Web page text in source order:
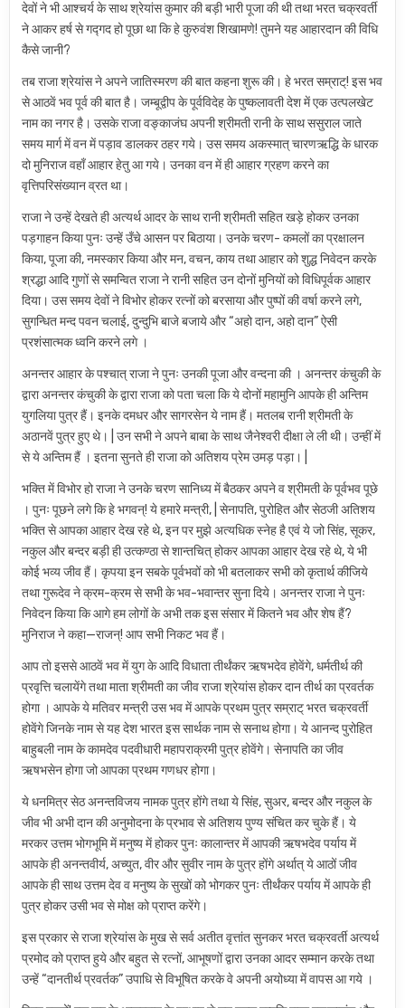
देवों ने भी आश्चर्य के साथ श्रेयांस कुमार की बड़ी भारी पूजा की थी तथा भरत चक्रवर्ती
ने आकर हर्ष से गद्गद हो पूछा था कि हे कुरुवंश शिखामणे! तुमने यह आहारदान की विधि
कैसे जानी?
तब राजा श्रेयांस ने अपने जातिस्मरण की बात कहना शुरू की। हे भरत सम्राट्! इस भव
से आठवें भव पूर्व की बात है। जम्बूद्वीप के पूर्वविदेह के पुष्कलावती देश में एक उत्पलखेट
नाम का नगर है। उसके राजा वङ्काजंघ अपनी श्रीमती रानी के साथ ससुराल जाते
समय मार्ग में वन में पड़ाव डालकर ठहर गये। उस समय अकस्मात् चारणऋद्धि के धारक
दो मुनिराज वहाँ आहार हेतु आ गये। उनका वन में ही आहार ग्रहण करने का
वृत्तिपरिसंख्यान व्रत था।
राजा ने उन्हें देखते ही अत्यर्थ आदर के साथ रानी श्रीमती सहित खड़े होकर उनका
पड़गाहन किया पुनः उन्हें उँचे आसन पर बिठाया। उनके चरण- कमलों का प्रक्षालन
किया, पूजा की, नमस्कार किया और मन, वचन, काय तथा आहार को शुद्ध निवेदन करके
श्रद्धा आदि गुणों से समन्वित राजा ने रानी सहित उन दोनों मुनियों को विधिपूर्वक आहार
दिया। उस समय देवों ने विभोर होकर रत्नों को बरसाया और पुष्पों की वर्षा करने लगे,
सुगन्धित मन्द पवन चलाई, दुन्दुभि बाजे बजाये और “अहो दान, अहो दान” ऐसी
प्रशंसात्मक ध्वनि करने लगे ।
अनन्तर आहार के पश्चात् राजा ने पुनः उनकी पूजा और वन्दना की । अनन्तर कंचुकी के
द्वारा अनन्तर कंचुकी के द्वारा राजा को पता चला कि ये दोनों महामुनि आपके ही अन्तिम
युगलिया पुत्र हैं। इनके दमधर और सागरसेन ये नाम हैं। मतलब रानी श्रीमती के
अठानवें पुत्र हुए थे। | उन सभी ने अपने बाबा के साथ जैनेश्वरी दीक्षा ले ली थी। उन्हीं में
से ये अन्तिम हैं । इतना सुनते ही राजा को अतिशय प्रेम उमड़ पड़ा। |
भक्ति में विभोर हो राजा ने उनके चरण सानिध्य में बैठकर अपने व श्रीमती के पूर्वभव पूछे
। पुनः पूछने लगे कि हे भगवन्! ये हमारे मन्त्री, | सेनापति, पुरोहित और सेठजी अतिशय
भक्ति से आपका आहार देख रहे थे, इन पर मुझे अत्यधिक स्नेह है एवं ये जो सिंह, सूकर,
नकुल और बन्दर बड़ी ही उत्कण्ठा से शान्तचित् होकर आपका आहार देख रहे थे, ये भी
कोई भव्य जीव हैं। कृपया इन सबके पूर्वभवों को भी बतलाकर सभी को कृतार्थ कीजिये
तथा गुरूदेव ने क्रम-क्रम से सभी के भव-भवान्तर सुना दिये। अनन्तर राजा ने पुनः
निवेदन किया कि आगे हम लोगों के अभी तक इस संसार में कितने भव और शेष हैं?
मुनिराज ने कहा—राजन्! आप सभी निकट भव हैं।
आप तो इससे आठवें भव में युग के आदि विधाता तीर्थंकर ऋषभदेव होवेंगे, धर्मतीर्थ की
प्रवृत्ति चलायेंगे तथा माता श्रीमती का जीव राजा श्रेयांस होकर दान तीर्थ का प्रवर्तक
होगा । आपके ये मतिवर मन्त्री उस भव में आपके प्रथम पुत्र सम्राट् भरत चक्रवर्ती
होवेंगे जिनके नाम से यह देश भारत इस सार्थक नाम से सनाथ होगा। ये आनन्द पुरोहित
बाहुबली नाम के कामदेव पदवीधारी महापराक्रमी पुत्र होवेंगे। सेनापति का जीव
ऋषभसेन होगा जो आपका प्रथम गणधर होगा।
ये धनमित्र सेठ अनन्तविजय नामक पुत्र होंगे तथा ये सिंह, सुअर, बन्दर और नकुल के
जीव भी अभी दान की अनुमोदना के प्रभाव से अतिशय पुण्य संचित कर चुके हैं। ये
मरकर उत्तम भोगभूमि में मनुष्य में होकर पुनः कालान्तर में आपकी ऋषभदेव पर्याय में
आपके ही अनन्तवीर्य, अच्युत, वीर और सुवीर नाम के पुत्र होंगे अर्थात् ये आठों जीव
आपके ही साथ उत्तम देव व मनुष्य के सुखों को भोगकर पुनः तीर्थंकर पर्याय में आपके ही
पुत्र होकर उसी भव से मोक्ष को प्राप्त करेंगे।
इस प्रकार से राजा श्रेयांस के मुख से सर्व अतीत वृत्तांत सुनकर भरत चक्रवर्ती अत्यर्थ
प्रमोद को प्राप्त हुये और बहुत से रत्नों, आभूषणों द्वारा उनका आदर सम्मान करके तथा
उन्हें “दानतीर्थ प्रवर्तक” उपाधि से विभूषित करके वे अपनी अयोध्या में वापस आ गये ।